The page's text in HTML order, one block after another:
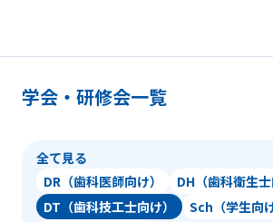
学会・研修会一覧
全て見る
DR（歯科医師向け）
DH（歯科衛生士
DT（歯科技工士向け）
Sch（学生向け